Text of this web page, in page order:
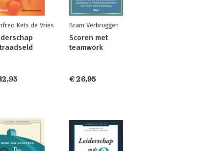
Kets de Vries Bram Verbruggen
Scoren met
teamwork
€ 26,95